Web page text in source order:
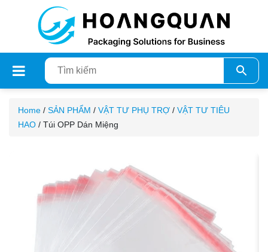
Home / SẢN PHẨM / VẬT TƯ PHỤ TRỢ / VẬT TƯ TIÊU
HAO / Túi OPP Dán Miệng